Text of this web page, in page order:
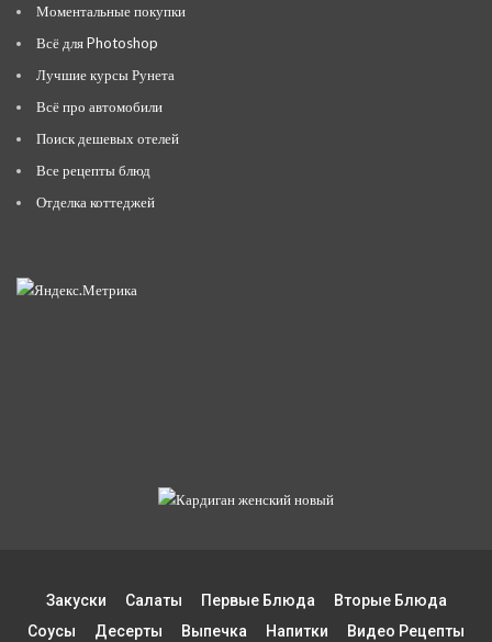
Моментальные покупки
Всё для Photoshop
Лучшие курсы Рунета
Всё про автомобили
Поиск дешевых отелей
Все рецепты блюд
Отделка коттеджей
Закуски Салаты Первые Блюда
Вторые Блюда
Соусы
Десерты Выпечка Напитки Видео Рецепты